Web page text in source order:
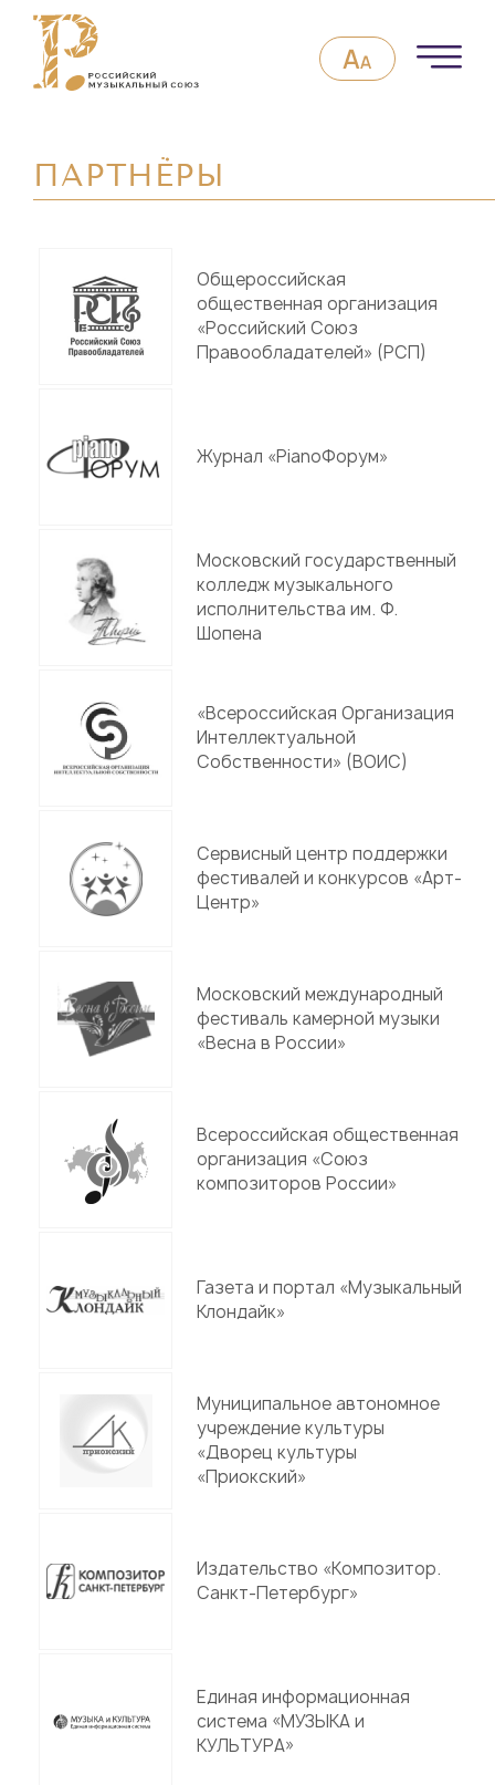
ПАРТНЁРЫ
Общероссийская
общественная организация
«Российский Союз
Правообладателей» (РСП)
Журнал «PianoФорум»
Московский государственный
колледж музыкального
исполнительства им. Ф.
Шопена
«Всероссийская Организация
Интеллектуальной
Собственности» (ВОИС)
Сервисный центр поддержки
фестивалей и конкурсов «Арт-
Центр»
Московский международный
фестиваль камерной музыки
«Весна в России»
Всероссийская общественная
организация «Союз
композиторов России»
Газета и портал «Музыкальный
Клондайк»
Муниципальное автономное
учреждение культуры
«Дворец культуры
«Приокский»
Издательство «Композитор.
Санкт-Петербург»
Единая информационная
система «МУЗЫКА и
КУЛЬТУРА»